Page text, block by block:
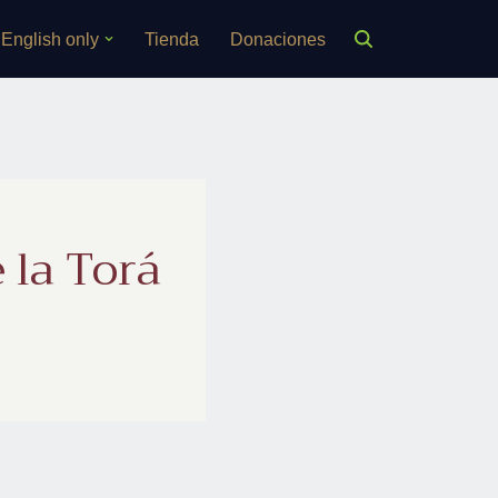
English only Tienda Donaciones
Torá